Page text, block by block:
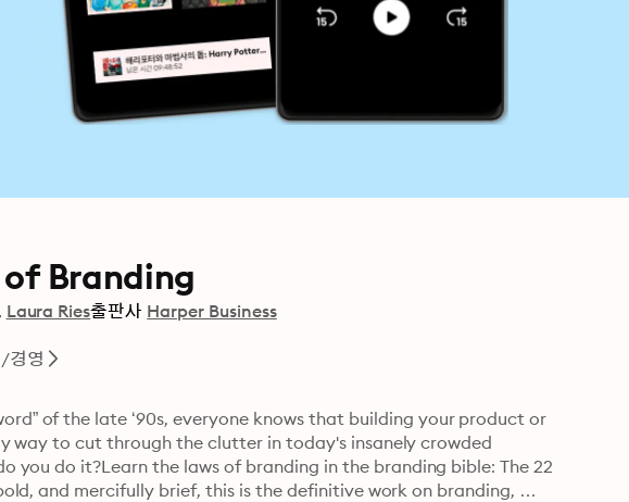
Branding
Laura Ries출판사 Harper Business
경영
of the late ‘90s, everyone knows that building your product or
way to cut through the clutter in today's insanely crowded
you do it?Learn the laws of branding in the branding bible: The 22
and mercifully brief, this is the definitive work on branding,